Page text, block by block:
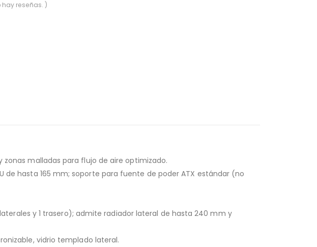
hay reseñas. )
malladas para flujo de aire optimizado.
de hasta 165 mm; soporte para fuente de poder ATX estándar (no
y 1 trasero); admite radiador lateral de hasta 240 mm y
vidrio templado lateral.